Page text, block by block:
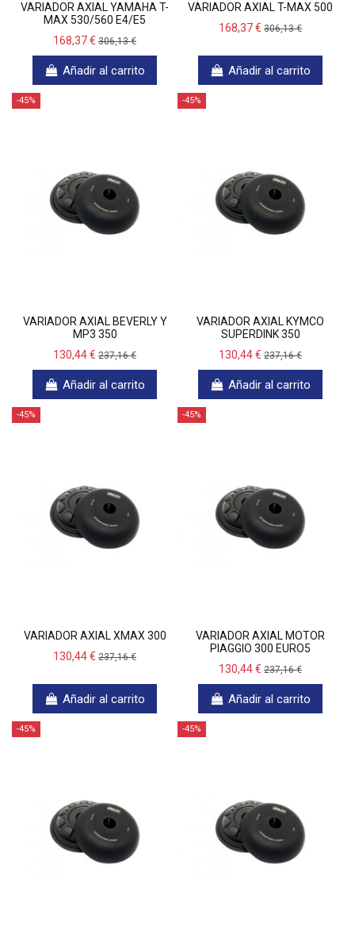
VARIADOR AXIAL YAMAHA T-
MAX 530/560 E4/E5
168,37 € 306,13 €
Añadir al carrito
VARIADOR AXIAL T-MAX 500
168,37 € 306,13 €
Añadir al carrito
-45%
VARIADOR AXIAL BEVERLY Y
MP3 350
130,44 € 237,16 €
Añadir al carrito
-45%
VARIADOR AXIAL KYMCO
SUPERDINK 350
130,44 € 237,16 €
Añadir al carrito
-45%
VARIADOR AXIAL XMAX 300
130,44 € 237,16 €
Añadir al carrito
-45%
VARIADOR AXIAL MOTOR
PIAGGIO 300 EURO5
130,44 € 237,16 €
Añadir al carrito
-45% -45%